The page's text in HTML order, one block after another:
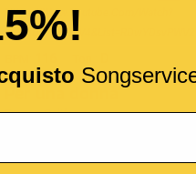
Https://www.youtube.com/watch?
Per una donna
Franco Califano